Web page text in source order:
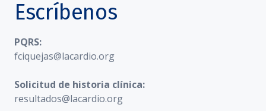
Escríbenos
PQRS:
fciquejas@lacardio.org
Solicitud de historia clínica:
resultados@lacardio.org